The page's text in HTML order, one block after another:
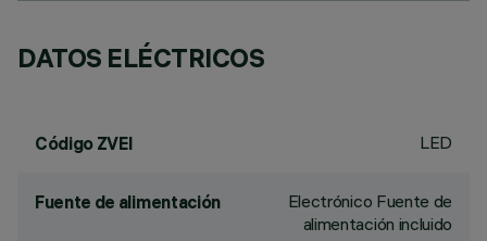
DATOS ELÉCTRICOS
Código ZVEI LED
Fuente de alimentación
Electrónico Fuente de
alimentación incluido